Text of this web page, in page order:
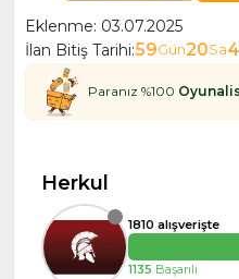
Eklenme: 03.07.2025
İlan Bitiş Tarihi:59Gün20Sa4
Paranız %100
Herkul
1810 alışverişte
1135 Başarılı